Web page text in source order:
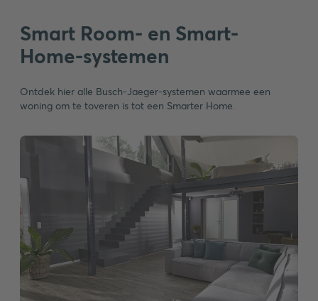
Smart Room- en Smart-
Home-systemen
Ontdek hier alle Busch-Jaeger-systemen waarmee een
woning om te toveren is tot een Smarter Home.